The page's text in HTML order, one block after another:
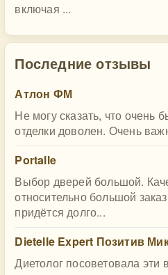
включая ...
Последние отзывы
Атлон ФМ
Не могу сказать, что очень
отделки доволен. Очень
Portalle
Выбор дверей большой.
относительно большой
придётся долго...
Dietelle Expert Позитив
Диетолог посоветовала